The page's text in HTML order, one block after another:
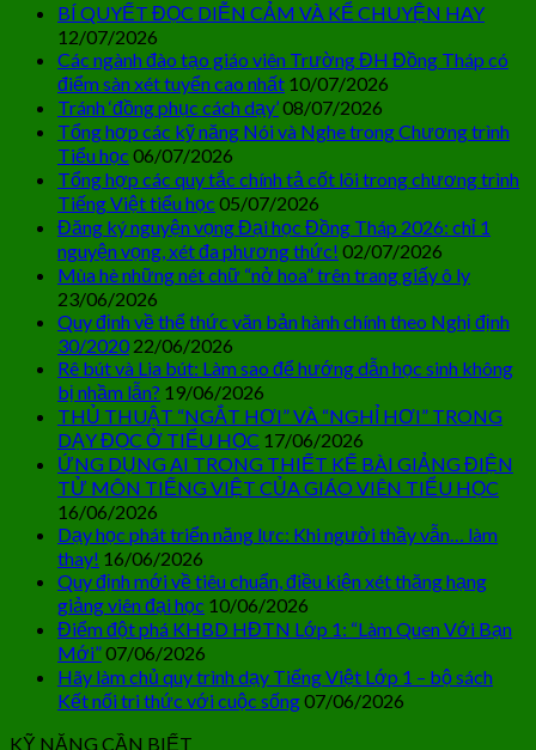
BÍ QUYẾT ĐỌC DIỄN CẢM VÀ KỂ CHUYỆN HAY
12/07/2026
Các ngành đào tạo giáo viên Trường ĐH Đồng Tháp có
điểm sàn xét tuyển cao nhất 10/07/2026
Tránh ‘đồng phục cách dạy’08/07/2026
Tổng hợp các kỹ năng Nói và Nghe trong Chương trình
Tiểu học 06/07/2026
Tổng hợp các quy tắc chính tả cốt lõi trong chương trình
Tiếng Việt tiểu học 05/07/2026
Đăng ký nguyện vọng Đại học Đồng Tháp 2026: chỉ 1
nguyện vọng, xét đa phương thức! 02/07/2026
Mùa hè những nét chữ “nở hoa” trên trang giấy ô ly
23/06/2026
Quy định về thể thức văn bản hành chính theo Nghị định
30/2020 22/06/2026
Rê bút và Lia bút: Làm sao để hướng dẫn học sinh không
bị nhầm lẫn? 19/06/2026
THỦ THUẬT “NGẮT HƠI” VÀ “NGHỈ HƠI” TRONG
DẠY ĐỌC Ở TIỂU HỌC 17/06/2026
ỨNG DỤNG AI TRONG THIẾT KẾ BÀI GIẢNG ĐIỆN
TỬ MÔN TIẾNG VIỆT CỦA GIÁO VIÊN TIỂU HỌC
16/06/2026
Dạy học phát triển năng lực: Khi người thầy vẫn… làm
thay! 16/06/2026
Quy định mới về tiêu chuẩn, điều kiện xét thăng hạng
giảng viên đại học 10/06/2026
Điểm đột phá KHBD HĐTN Lớp 1: “Làm Quen Với Bạn
Mới”07/06/2026
Hãy làm chủ quy trình dạy Tiếng Việt Lớp 1 – bộ sách
Kết nối tri thức với cuộc sống07/06/2026
KỸ NĂNG CẦN BIẾT